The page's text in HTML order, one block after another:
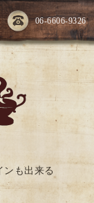
06-6606-9326
ンも出来る